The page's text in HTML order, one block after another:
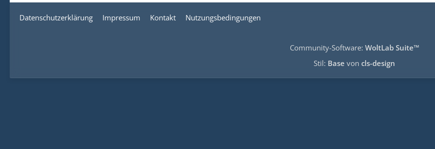
Datenschutzerklärung Impressum Kontakt Nutzungsbedingungen
Community-Software: WoltLab Suite™
Stil: Base von cls-design